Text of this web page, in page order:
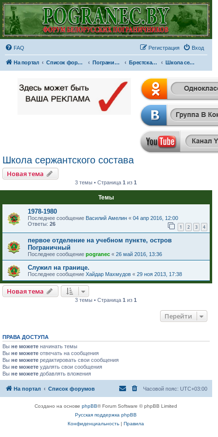
FAQ Вход
Регистрация
На портал Список форумов Пограничные отряды и части Брестская Краснознаменная пограничная группа имени Ф.Э. Дзержинского Школа сержантского состава
Школа сержантского состава
Новая тема
3 темы • Страница1 из1
Темы
1978-1980
Последнее сообщение Василий Амелин « 04 апр 2016, 12:00
Ответы: 26 1 2 3 4
первое отделение на учебном пункте, остров
Пограничный
Последнее сообщение pogranec « 26 май 2016, 13:36
Служил на границе.
Последнее сообщение Хайдар Махмудов « 29 ноя 2013, 17:38
Новая тема
3 темы • Страница1 из1
Перейти
ПРАВА ДОСТУПА
Вы не можете начинать темы
Вы не можете отвечать на сообщения
Вы не можете редактировать свои сообщения
Вы не можете удалять свои сообщения
Вы не можете добавлять вложения
На портал Список форумов Часовой пояс: UTC+03:00
Создано на основеphpBB® Forum Software © phpBB Limited
Русская поддержка phpBB
Конфиденциальность |Правила